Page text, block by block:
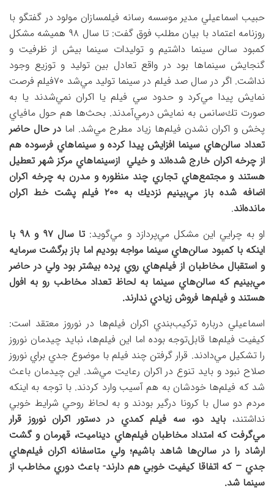
حبیب اسماعيلي مدیر موسسه رسانه فیلمسازان مولود در گفتگو با
روزنامه اعتماد با بیان مطلب فوق گفت: تا سال ٩٨ هميشه مشكل
كمبود سالن سينما داشتيم و توليدات سينما بيش از ظرفيت و
گنجايش سينماها بود در واقع تعادل بين توليد و توزيع وجود
نداشت. اگر در سال صد فيلم در سينما توليد مي‌شد ٧٠فيلم فرصت
نمايش پيدا مي‌كرد و حدود سي فيلم يا اكران نمي‌شدند يا به
صورت تك‌سانس به نمايش درمي‌آمدند. بحث‌ها هم حول مافياي
پخش و اكران نشدن فيلم‌ها زياد مطرح مي‌شد. اما در حال حاضر
تعداد سالن‌هاي سينما افزايش پيدا كرده و سينماهاي فرسوده هم
از چرخه اكران خارج شده‌اند و خيلي ازسينماهاي مركز شهر تعطيل
هستند و مجتمع‌هاي تجاري چند منظوره و مدرن به چرخه اكران
اضافه شده باز مي‌بينيم نزديك به ٢٠٠ فيلم پشت خط اكران
مانده‌اند.
او به چرايي اين مشكل مي‌پردازد و مي‌گويد:
تا سال ٩٧ و ٩٨ با
اينكه با كمبود سالن‌هاي سينما مواجه بوديم اما باز برگشت سرمايه
و استقبال مخاطبان از فيلم‌هاي روي پرده بيشتر بود ولي در حاضر
مي‌بينيم كه سالن‌هاي سينما به لحاظ تعداد مخاطب رو به افول
هستند و فيلم‌ها فروش زيادي ندارند.
اسماعيلي درباره تركيب‌بندي اكران فيلم‌ها در نوروز معتقد است:
كيفيت فيلم‌ها قابل‌توجه بوده اما اين فيلم‌ها، نبايد چيدمان نوروز
را تشكيل مي‌دادند. قرار گرفتن چند فيلم با موضوع جدي براي نوروز
صلاح نبود و بايد تنوع در اكران رعايت مي‌شد. اين چيدمان باعث
شد كه فيلم‌ها خودشان به هم آسيب وارد كردند. با توجه به اينكه
مردم دو سال با كرونا درگير بودند و به لحاظ روحي شرايط خوبي
نداشتند،بايد دو، سه فيلم كمدي در دستور اكران نوروز قرار
مي‌گرفت كه امتداد مخاطبان فيلم‌هاي ديناميت، قهرمان و گشت
ارشاد را در سالن‌ها شاهد باشيم؛ ولي متاسفانه اكران فيلم‌هاي
جدي – كه اتفاقا كيفيت خوبي هم دارند- باعث دوري مخاطب از
سينما شد.